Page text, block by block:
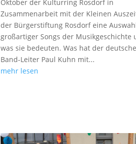
Oktober der Kulturring Rosdorf in
Zusammenarbeit mit der Kleinen
der Bürgerstiftung Rosdorf eine
großartiger Songs der Musikgeschichte
was sie bedeuten. Was hat der
Band-Leiter Paul Kuhn mit...
mehr lesen